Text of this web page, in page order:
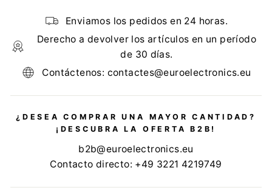
Enviamos los pedidos en 24 horas.
Derecho a devolver los artículos en un período
de 30 días.
Contáctenos: contactes@euroelectronics.eu
¿DESEA COMPRAR UNA MAYOR CANTIDAD?
¡DESCUBRA LA OFERTA B2B!
b2b@euroelectronics.eu
Contacto directo: +49 3221 4219749